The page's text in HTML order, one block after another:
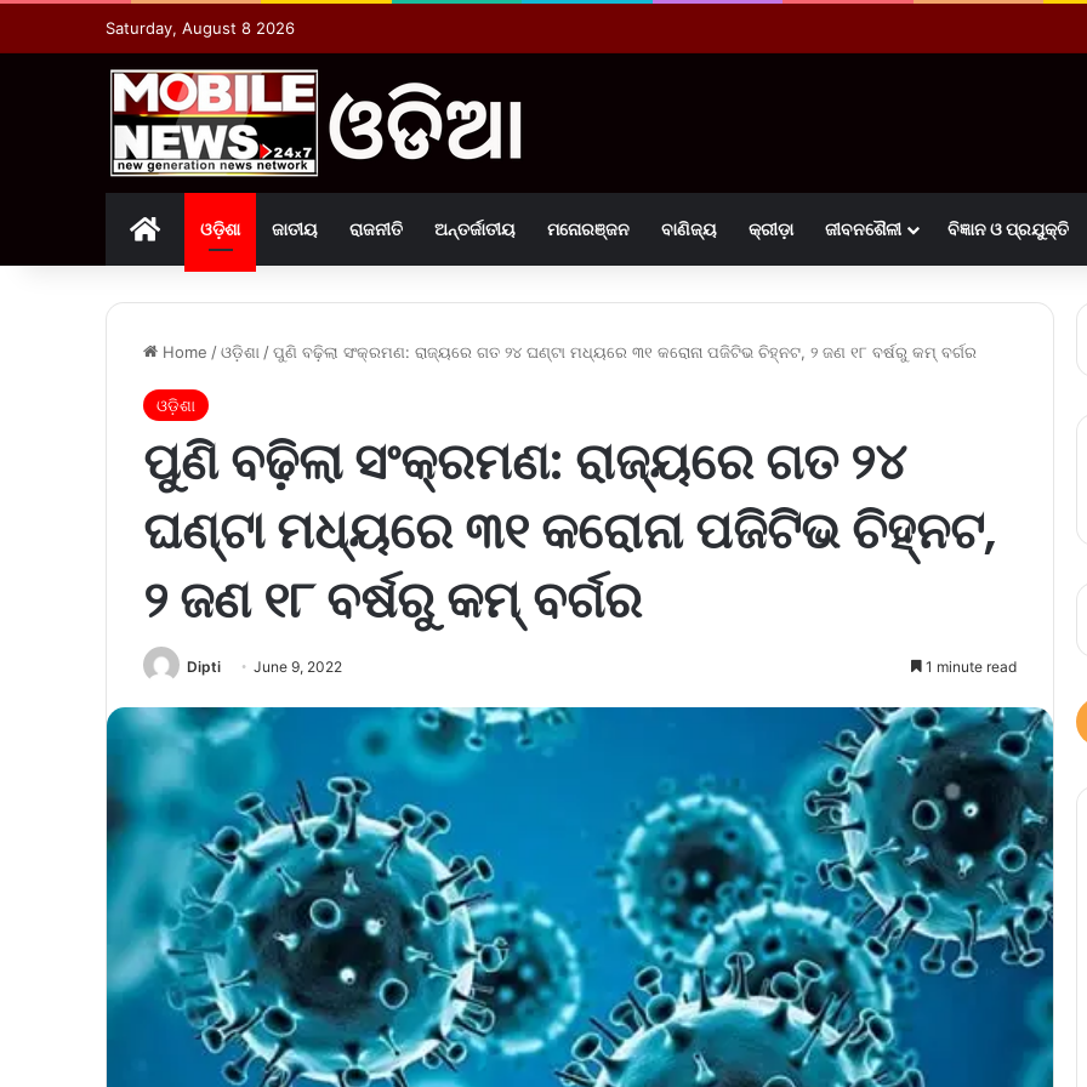
Saturday, August 8 2026
Homeଓଡ଼ିଶା ଜାତୀୟ ରାଜନୀତି ଅନ୍ତର୍ଜାତୀୟ ମନୋରଞ୍ଜନ ବାଣିଜ୍ୟ କ୍ରୀଡ଼ା ଜୀବନଶୈଳୀ ବିଜ୍ଞାନ ଓ ପ୍ରଯୁକ୍ତି
Home /ଓଡ଼ିଶା /ପୁଣି ବଢ଼ିଲା ସଂକ୍ରମଣ: ରାଜ୍ୟରେ ଗତ ୨୪ ଘଣ୍ଟା ମଧ୍ୟରେ ୩୧ କରୋନା ପଜିଟିଭ ଚିହ୍ନଟ, ୨ ଜଣ ୧୮ ବର୍ଷରୁ କମ୍ ବର୍ଗର
ଓଡ଼ିଶା
ପୁଣି ବଢ଼ିଲା ସଂକ୍ରମଣ: ରାଜ୍ୟରେ ଗତ ୨୪
ଘଣ୍ଟା ମଧ୍ୟରେ ୩୧ କରୋନା ପଜିଟିଭ ଚିହ୍ନଟ,
୨ ଜଣ ୧୮ ବର୍ଷରୁ କମ୍ ବର୍ଗର
Dipti June 9, 2022 1 minute read